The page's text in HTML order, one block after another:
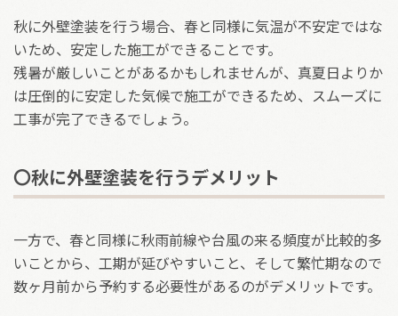
秋に外壁塗装を行う場合、春と同様に気温が不安定ではな
いため、安定した施工ができることです。
残暑が厳しいことがあるかもしれませんが、真夏日よりか
は圧倒的に安定した気候で施工ができるため、スムーズに
工事が完了できるでしょう。
〇秋に外壁塗装を行うデメリット
一方で、春と同様に秋雨前線や台風の来る頻度が比較的多
いことから、工期が延びやすいこと、そして繁忙期なので
数ヶ月前から予約する必要性があるのがデメリットです。